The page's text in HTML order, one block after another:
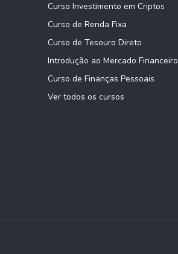
Curso Investimento em Criptos
Curso de Renda Fixa
Curso de Tesouro Direto
Introdução ao Mercado Financeiro
Curso de Finanças Pessoais
Ver todos os cursos